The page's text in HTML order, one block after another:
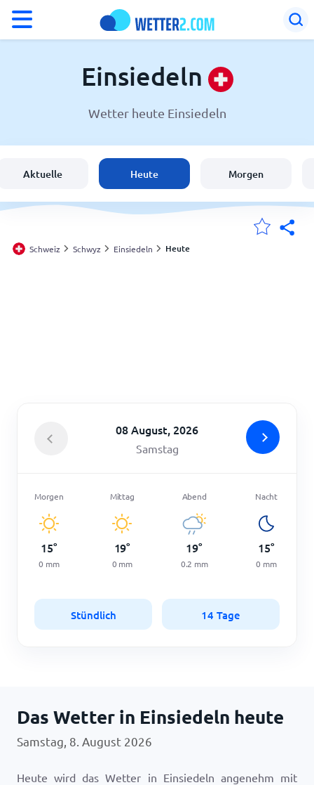
Wetter in Einsiedeln
Deutschland
Österreich
Einsiedeln
Wetter heute Einsiedeln
Aktuelle Heute Morgen
Schweiz Schwyz Einsiedeln Heute
08 August, 2026
Samstag
Morgen
15°
0 mm
Mittag
19°
0 mm
Abend
19°
0.2 mm
Nacht
15°
0 mm
Stündlich 14 Tage
Das Wetter in Einsiedeln heute
Samstag, 8. August 2026
Heute wird das Wetter in Einsiedeln angenehm mit